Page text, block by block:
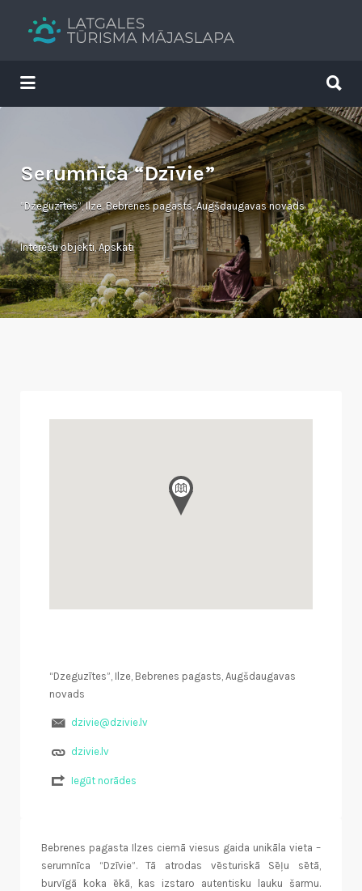
Tavs brīvdienu ceļvedis
Search
for:
for:
Serumnīca “Dzīvie”
“Dzeguzītes”, Ilze, Bebrenes pagasts, Augšdaugavas novads
Interešu objekti,Apskati
“Dzeguzītes”, Ilze, Bebrenes pagasts, Augšdaugavas
novads
dzivie@dzivie.lv
dzivie.lv
Iegūt norādes
Bebrenes pagasta Ilzes ciemā viesus gaida unikāla vieta –
serumnīca “Dzīvie”. Tā atrodas vēsturiskā Sēļu sētā,
burvīgā koka ēkā, kas izstaro autentisku lauku šarmu.